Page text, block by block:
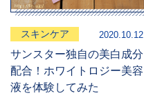
スキンケア 2020.10.12
サンスター独自の美白成分
配合！ホワイトロジー美容
液を体験してみた